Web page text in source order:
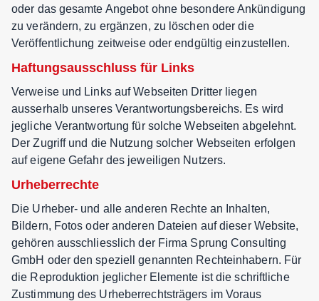
oder das gesamte Angebot ohne besondere Ankündigung
zu verändern, zu ergänzen, zu löschen oder die
Veröffentlichung zeitweise oder endgültig einzustellen.
Haftungsausschluss für Links
Verweise und Links auf Webseiten Dritter liegen
ausserhalb unseres Verantwortungsbereichs. Es wird
jegliche Verantwortung für solche Webseiten abgelehnt.
Der Zugriff und die Nutzung solcher Webseiten erfolgen
auf eigene Gefahr des jeweiligen Nutzers.
Urheberrechte
Die Urheber- und alle anderen Rechte an Inhalten,
Bildern, Fotos oder anderen Dateien auf dieser Website,
gehören ausschliesslich der Firma Sprung Consulting
GmbH oder den speziell genannten Rechteinhabern. Für
die Reproduktion jeglicher Elemente ist die schriftliche
Zustimmung des Urheberrechtsträgers im Voraus